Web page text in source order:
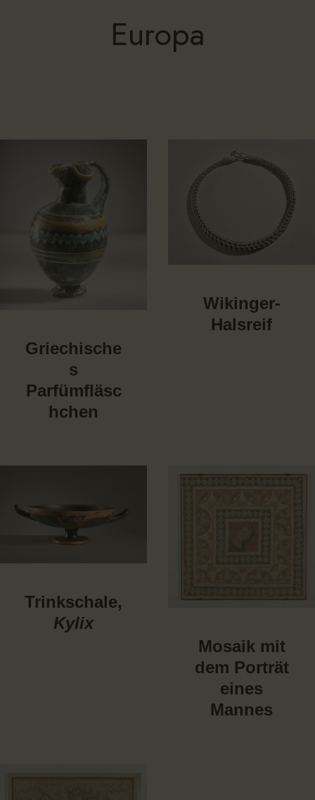
Europa
Griechische
s
Parfümfläsc
hchen
Wikinger-
Halsreif
Trinkschale,
Kylix
Mosaik mit
dem Porträt
eines
Mannes